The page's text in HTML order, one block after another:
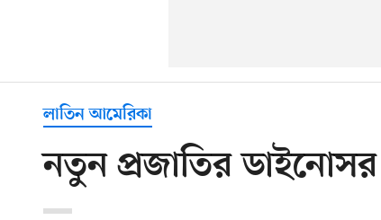
লাতিন আমেরিকা
নতুন প্রজাতির ডাইনোসর